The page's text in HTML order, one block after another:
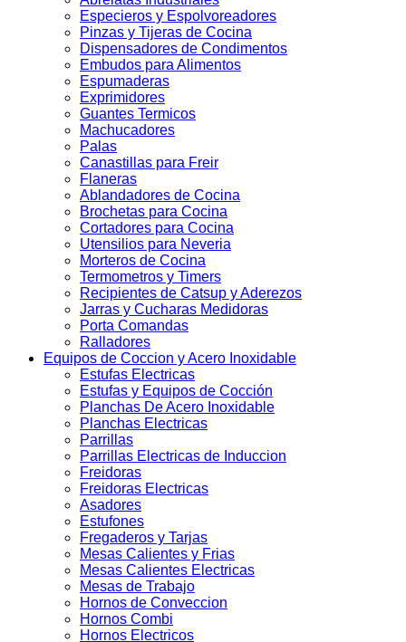
Especieros y Espolvoreadores
Pinzas y Tijeras de Cocina
Dispensadores de Condimentos
Embudos para Alimentos
Espumaderas
Exprimidores
Guantes Termicos
Machucadores
Palas
Canastillas para Freir
Flaneras
Ablandadores de Cocina
Brochetas para Cocina
Cortadores para Cocina
Utensilios para Neveria
Morteros de Cocina
Termometros y Timers
Recipientes de Catsup y Aderezos
Jarras y Cucharas Medidoras
Porta Comandas
Ralladores
Equipos de Coccion y Acero Inoxidable
Estufas Electricas
Estufas y Equipos de Cocción
Planchas De Acero Inoxidable
Planchas Electricas
Parrillas
Parrillas Electricas de Induccion
Freidoras
Freidoras Electricas
Asadores
Estufones
Fregaderos y Tarjas
Mesas Calientes y Frias
Mesas Calientes Electricas
Mesas de Trabajo
Hornos de Conveccion
Hornos Combi
Hornos Electricos